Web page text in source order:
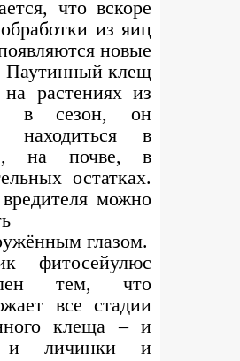
что вскоре
из яиц
новые
Паутинный клещ
растениях из
в сезон, он
находиться в
на почве, в
остатках.
можно
глазом.
фитосейулюс
тем, что
все стадии
клеща – и
и личинки и